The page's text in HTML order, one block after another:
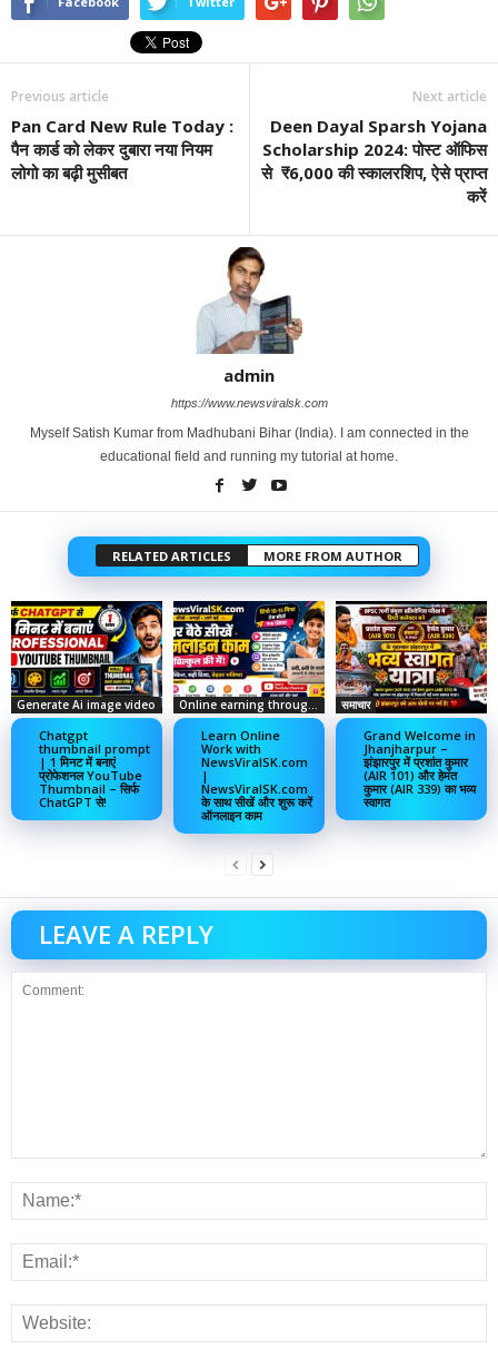
Previous article
Pan Card New Rule Today :
पैन कार्ड को लेकर दुबारा नया नियम
लोगो का बढ़ी मुसीबत
Next article
Deen Dayal Sparsh Yojana
Scholarship 2024: पोस्ट ऑफिस
से ₹6,000 की स्कालरशिप, ऐसे प्राप्त
करें
admin
https://www.newsviralsk.com
Myself Satish Kumar from Madhubani Bihar (India). I am connected in the
educational field and running my tutorial at home.
RELATED ARTICLES MORE FROM AUTHOR
Generate Ai image video
Chatgpt
thumbnail prompt
| 1 मिनट में बनाएं
प्रोफेशनल YouTube
Thumbnail – सिर्फ
ChatGPT से!
Online earning through social media
Learn Online
Work with
NewsViralSK.com
|
NewsViralSK.com
के साथ सीखें और शुरू करें
ऑनलाइन काम
समाचार
Grand Welcome in
Jhanjharpur –
झंझारपुर में प्रशांत कुमार
(AIR 101) और हेमंत
कुमार (AIR 339) का भव्य
स्वागत
LEAVE A REPLY